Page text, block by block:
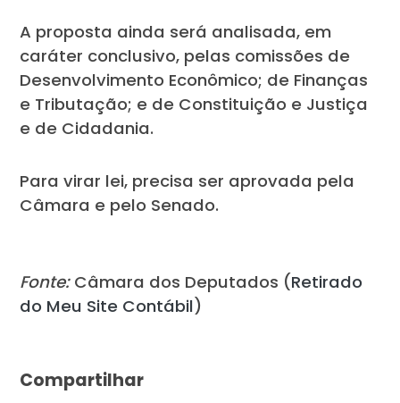
A proposta ainda será analisada, em
caráter conclusivo, pelas comissões de
Desenvolvimento Econômico; de Finanças
e Tributação; e de Constituição e Justiça
e de Cidadania.
Para virar lei, precisa ser aprovada pela
Câmara e pelo Senado.
Fonte:Câmara dos Deputados (Retirado
do Meu Site Contábil)
Compartilhar